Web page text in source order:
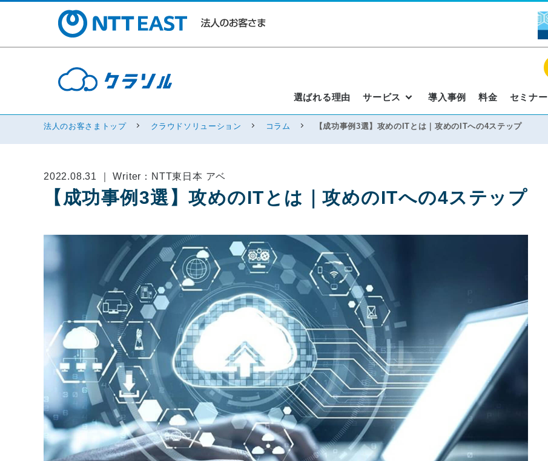
選ばれる理由 サービス 導入事例 料金 セミナー
法人のお客さまトップ クラウドソリューション コラム 【成功事例3選】攻めのITとは｜攻めのITへの4ステップ
2022.08.31 ｜ Writer：NTT東日本 アベ
【成功事例3選】攻めのITとは｜攻めのITへの4ステップ